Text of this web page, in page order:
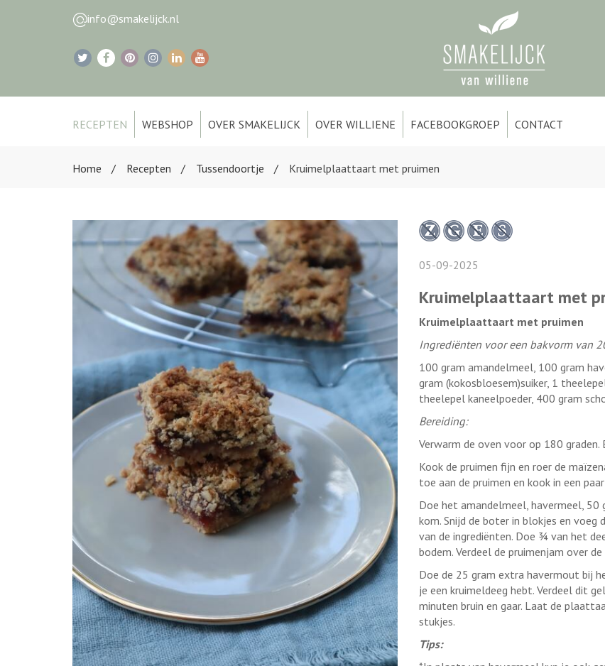
info@smakelijck.nl
RECEPTEN WEBSHOP OVER SMAKELIJCK OVER WILLIENE FACEBOOKGROEP CONTACT
Home Recepten Tussendoortje Kruimelplaattaart met pruimen
05-09-2025
Kruimelplaattaart met
Kruimelplaattaart met pruimen
Ingrediënten voor een bakvorm van
100 gram amandelmeel, 100 gram
gram (kokosbloesem)suiker, 1
theelepel kaneelpoeder, 400 gram
Bereiding:
Verwarm de oven voor op 180 graden.
Kook de pruimen fijn en roer de
toe aan de pruimen en kook in een
Doe het amandelmeel, havermeel, 50
kom. Snijd de boter in blokjes en voeg
van de ingrediënten. Doe ¾ van het
bodem. Verdeel de pruimenjam over de
Doe de 25 gram extra havermout bij
je een kruimeldeeg hebt. Verdeel dit
minuten bruin en gaar. Laat de
stukjes.
Tips: